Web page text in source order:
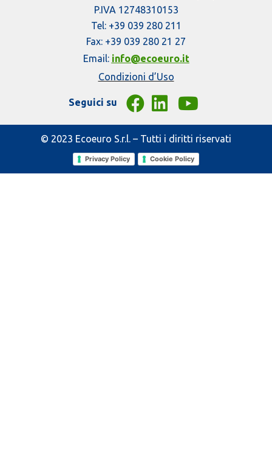
P.IVA 12748310153
Tel: +39 039 280 211
Fax: +39 039 280 21 27
Email: info@ecoeuro.it
Condizioni d’Uso
Seguici su
© 2023 Ecoeuro S.r.l. – Tutti i diritti riservati
Privacy Policy Cookie Policy